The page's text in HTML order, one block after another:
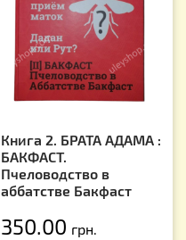
Книга 2. БРАТА АДАМА :
БАКФАСТ.
Пчеловодство в
аббатстве Бакфаст
350.00 грн.